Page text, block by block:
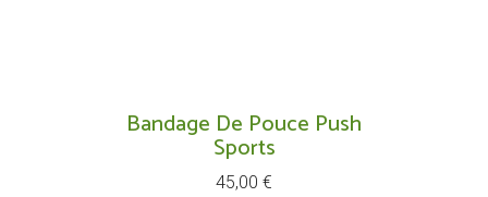
Bandage De Pouce Push
Sports
Prix
45,00 €